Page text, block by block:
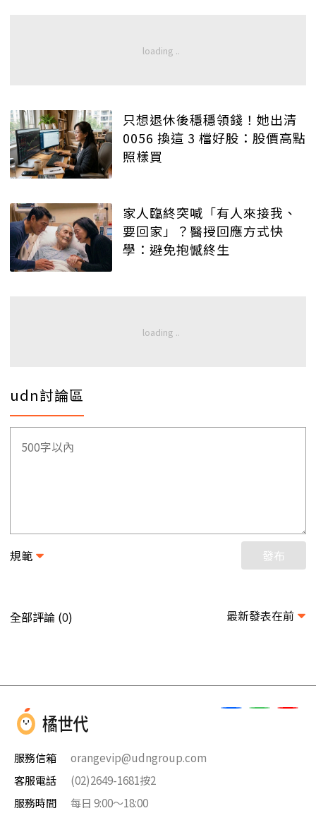
只想退休後穩穩領錢！她出清
0056 換這 3 檔好股：股價高點
照樣買
家人臨終突喊「有人來接我、
要回家」？醫授回應方式快
學：避免抱憾終生
udn討論區
規範 發布
全部評論 (0) 最新發表在前
服務信箱
orangevip@udngroup.com
客服電話
(02)2649-1681按2
服務時間
每日 9:00～18:00